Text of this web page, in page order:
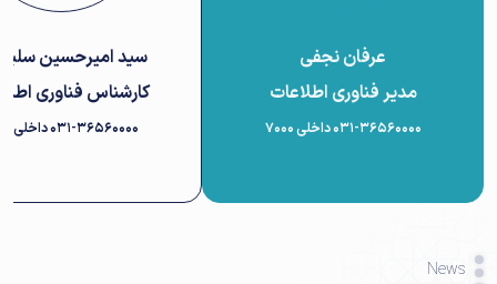
عرفان نجفی
مدیر فناوری اطلاعات
۰۳۱-۳۶۵۶۰۰۰۰ داخلی 7000
سید امیرحسین
کارشناس فناوری
۰۳۱-۳۶۵۶۰۰۰۰ داخلی 7001
News